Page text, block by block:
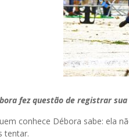
fez questão de registrar
conhece Débora sabe: ela
tentar.